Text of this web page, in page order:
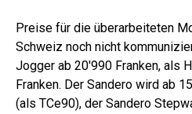
Preise für die überarbeiteten
Schweiz noch nicht
Jogger ab 20'990 Franken, als
Franken. Der Sandero wird ab
(als TCe90), der Sandero